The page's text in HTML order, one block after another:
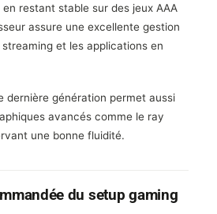
restant stable sur des jeux AAA
assure une excellente gestion
et les applications en
dernière génération permet aussi
avancés comme le ray
une bonne fluidité.
du setup gaming